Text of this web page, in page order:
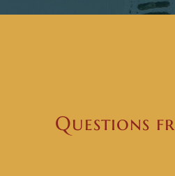
Questions